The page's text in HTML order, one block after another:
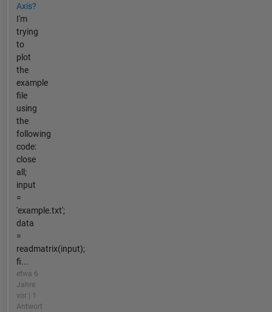
Axis?
I'm
trying
to
plot
the
example
file
using
the
following
code:
close
all;
input
=
'example.txt';
data
=
readmatrix(input);
fi...
etwa 6
Jahre
vor | 1
Antwort